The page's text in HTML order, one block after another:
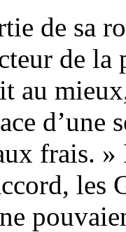
de sa
de la
au
d’une
frais.
les